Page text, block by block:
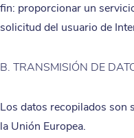
fin: proporcionar un
solicitud del usuario de
B. TRANSMISIÓN DE
Los datos recopilados son
la Unión Europea.